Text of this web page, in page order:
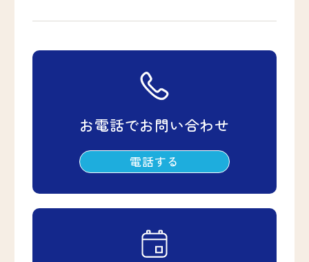
お電話でお問い合わせ
電話する